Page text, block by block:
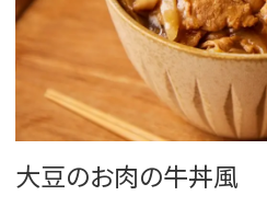
大豆のお肉の牛丼風